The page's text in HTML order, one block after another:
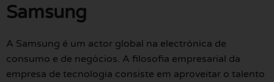
Samsung
A Samsung é um actor global na electrónica de
consumo e de negócios. A filosofia empresarial da
empresa de tecnologia consiste em aproveitar o talento